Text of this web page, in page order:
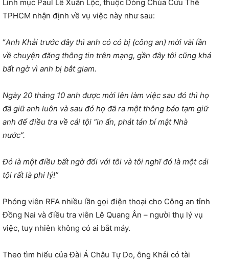
Linh mục Paul Lê Xuân Lộc, thuộc Dòng Chúa Cứu Thế
TPHCM nhận định về vụ việc này như sau:
“Anh Khải trước đây thì anh có có bị (công an) mời vài lần
về chuyện đăng thông tin trên mạng, gần đây tôi cũng khá
bất ngờ vì anh bị bắt giam.
Ngày 20 tháng 10 anh được mời lên làm việc sau đó thì họ
đã giữ anh luôn và sau đó họ đã ra một thông báo tạm giữ
anh để điều tra về cái tội “in ấn, phát tán bí mật Nhà
nước”.
Đó là một điều bất ngờ đối với tôi và tôi nghĩ đó là một cái
tội rất là phi lý!”
Phóng viên RFA nhiều lần gọi điện thoại cho Công an tỉnh
Đồng Nai và điều tra viên Lê Quang Ân – người thụ lý vụ
việc, tuy nhiên không có ai bắt máy.
Theo tìm hiểu của Đài Á Châu Tự Do, ông Khải có tài